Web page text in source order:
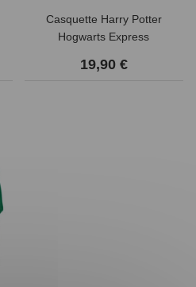
Casquette Harry Potter
Hogwarts Express
19,90 €